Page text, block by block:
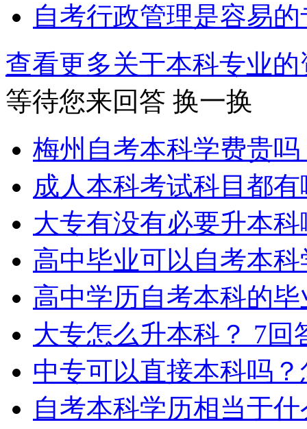
自考行政管理是容易
查看更多关于本科专业
等待您来回答 换一换
梅州自考本科学费贵
成人本科考试科目都
大专有没有必要升本科
高中毕业可以自考本
高中学历自考本科的
大专怎么升本科？ 7回
中专可以直接本科吗
自考本科学历相当于